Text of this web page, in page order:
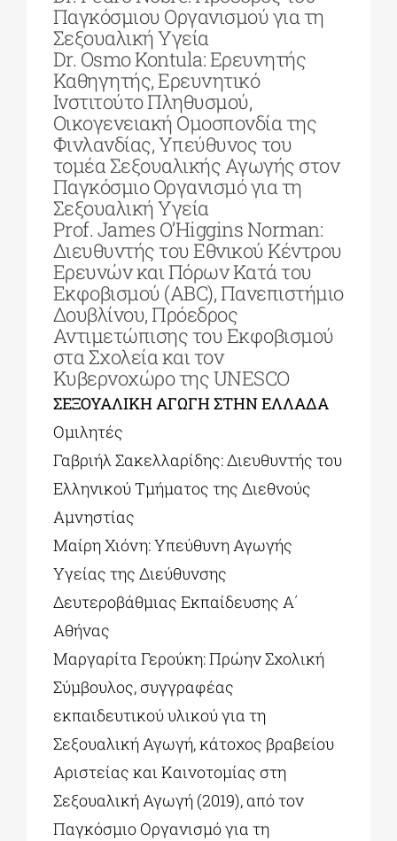
Παγκόσμιου Οργανισμού για τη
Σεξουαλική Υγεία
Dr. Osmo Kontula: Ερευνητής
Καθηγητής, Ερευνητικό
Ινστιτούτο Πληθυσμού,
Οικογενειακή Ομοσπονδία της
Φινλανδίας, Υπεύθυνος του
τομέα Σεξουαλικής Αγωγής στον
Παγκόσμιο Οργανισμό για τη
Σεξουαλική Υγεία
Prof. James O’Higgins Norman:
Διευθυντής του Εθνικού Κέντρου
Ερευνών και Πόρων Κατά του
Εκφοβισμού (ABC), Πανεπιστήμιο
Δουβλίνου, Πρόεδρος
Αντιμετώπισης του Εκφοβισμού
στα Σχολεία και τον
Κυβερνοχώρο της UNESCO
ΣΕΞΟΥΑΛΙΚΗ ΑΓΩΓΗ ΣΤΗΝ ΕΛΛΑΔΑ
Ομιλητές
Γαβριήλ Σακελλαρίδης: Διευθυντής του
Ελληνικού Τμήματος της Διεθνούς
Αμνηστίας
Μαίρη Χιόνη: Υπεύθυνη Αγωγής
Υγείας της Διεύθυνσης
Δευτεροβάθμιας Εκπαίδευσης Α΄
Αθήνας
Μαργαρίτα Γερούκη: Πρώην Σχολική
Σύμβουλος, συγγραφέας
εκπαιδευτικού υλικού για τη
Σεξουαλική Αγωγή, κάτοχος βραβείου
Αριστείας και Καινοτομίας στη
Σεξουαλική Αγωγή (2019), από τον
Παγκόσμιο Οργανισμό για τη